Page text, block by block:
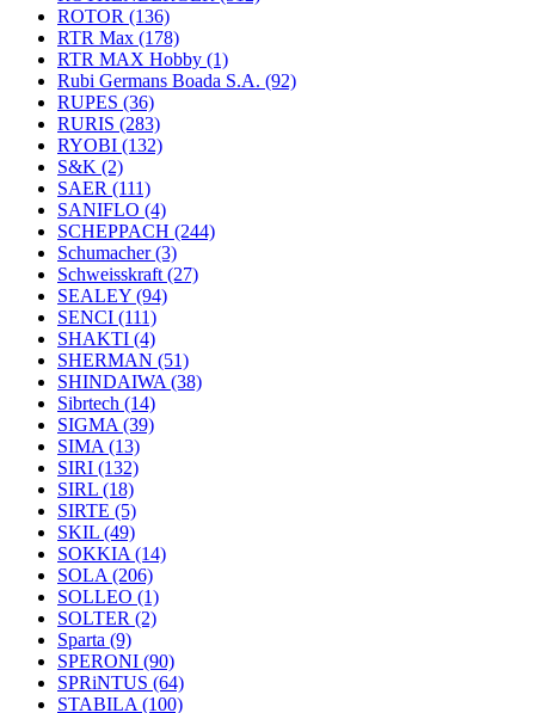
ROTOR (136)
RTR Max (178)
RTR MAX Hobby (1)
Rubi Germans Boada S.A. (92)
RUPES (36)
RURIS (283)
RYOBI (132)
S&K (2)
SAER (111)
SANIFLO (4)
SCHEPPACH (244)
Schumacher(3)
Schweisskraft (27)
SEALEY (94)
SENCI (111)
SHAKTI (4)
SHERMAN (51)
SHINDAIWA (38)
Sibrtech (14)
SIGMA (39)
SIMA (13)
SIRI (132)
SIRL (18)
SIRTE (5)
SKIL (49)
SOKKIA (14)
SOLA (206)
SOLLEO (1)
SOLTER (2)
Sparta (9)
SPERONI (90)
SPRiNTUS (64)
STABILA (100)